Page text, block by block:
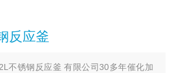
反应釜
不锈钢反应釜 有限公司30多年催化加